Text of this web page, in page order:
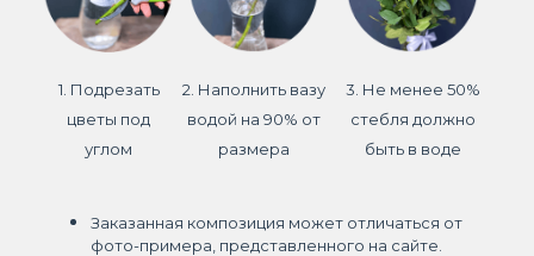
1. Подрезать
цветы под
углом
2. Наполнить вазу
водой на 90% от
размера
3. Не менее 50%
стебля должно
быть в воде
Заказанная композиция может отличаться от
фото-примера, представленного на сайте.